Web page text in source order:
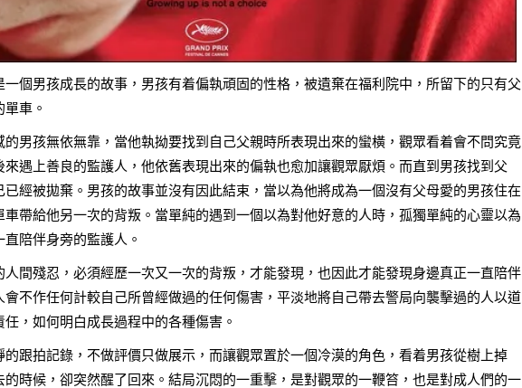
個男孩成長的故事，男孩有着偏執頑固的性格，被遺棄在福利院中，所留下的只有父
車。
男孩無依無靠，當他執拗要找到自己父親時所表現出來的蠻橫，觀眾看着會不問究竟
遇上善良的監護人，他依舊表現出來的偏執也愈加讓觀眾厭煩。而直到男孩找到父
經被拋棄。男孩的故事並沒有因此結束，當以為他將成為一個沒有父母愛的男孩住在
車帶給他另一次的背叛。當單純的遇到一個以為對他好意的人時，孤獨單純的心靈以為
陪伴身旁的監護人。
人間殘忍，必須經歷一次又一次的背叛，才能發現，也因此才能發現身邊真正一直陪伴
不作任何計較自己所曾經做過的任何傷害，平淡地將自己帶去警局向襲擊過的人以道
，如何明白成長過程中的各種傷害。
跟拍記錄，不做評價只做展示，而讓觀眾置於一個冷漠的角色，看着男孩從樹上掉
時候，卻突然醒了回來。結局沉悶的一重擊，是對觀眾的一鞭笞，也是對成人們的一